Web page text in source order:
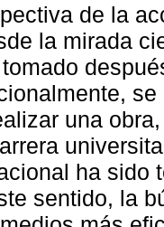
de la
la mirada
una
ha sido
sentido, la